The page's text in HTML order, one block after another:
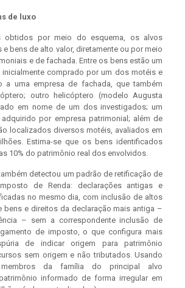
de luxo
obtidos por meio do esquema, os alvos
e bens de alto valor, diretamente ou por meio
e de fachada. Entre os bens estão um
inicialmente comprado por um dos motéis e
a uma empresa de fachada, que também
outro helicóptero (modelo Augusta
em nome de um dos investigados; um
por empresa patrimonial; além de
localizados diversos motéis, avaliados em
Estima-se que os bens identificados
10% do patrimônio real dos envolvidos.
detectou um padrão de retificação de
de Renda: declarações antigas e
no mesmo dia, com inclusão de altos
bens e direitos da declaração mais antiga –
– sem a correspondente inclusão de
de imposto, o que configura mais
de indicar origem para patrimônio
sem origem e não tributados. Usando
da família do principal alvo
informado de forma irregular em